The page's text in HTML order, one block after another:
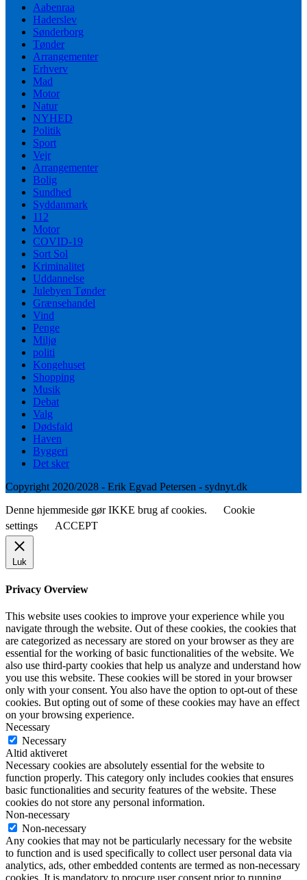
Aabenraa
Haderslev
Sønderborg
Tønder
Arrangementer
Erhverv
Mad
Motor
Natur
NYHED
Politik
Sport
Vejr
Arrangementer
Bolig
Sundhed
Syddanmark
112
Motor
COVID-19
Sort Sol
Kriminalitet
Uddannelse
Julebyen Tønder
Grænsehandel
Vind
Penge
Miljø
politi
Kongehuset
Shopping
Musik
Debat
Valg
Dødsfald
Haven
Byggeri
Det sker
Copyright 2020/2028 - Erik Egvad Petersen - sydnyt.dk
Denne hjemmeside gør IKKE brug af cookies.
Cookie
settings
ACCEPT
Luk
Privacy Overview
This website uses cookies to improve your experience while you
navigate through the website. Out of these cookies, the cookies that
are categorized as necessary are stored on your browser as they are
essential for the working of basic functionalities of the website. We
also use third-party cookies that help us analyze and understand how
you use this website. These cookies will be stored in your browser
only with your consent. You also have the option to opt-out of these
cookies. But opting out of some of these cookies may have an effect
on your browsing experience.
Necessary
Necessary
Altid aktiveret
Necessary cookies are absolutely essential for the website to
function properly. This category only includes cookies that ensures
basic functionalities and security features of the website. These
cookies do not store any personal information.
Non-necessary
Non-necessary
Any cookies that may not be particularly necessary for the website
to function and is used specifically to collect user personal data via
analytics, ads, other embedded contents are termed as non-necessary